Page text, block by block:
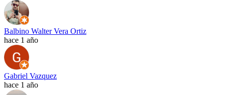
Balbino Walter Vera Ortiz
hace 1 año
Gabriel Vazquez
hace 1 año